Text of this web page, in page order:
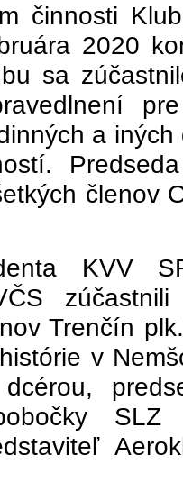
činnosti
2020
sa
a
členov
KVV
Trenčín
v
SLZ